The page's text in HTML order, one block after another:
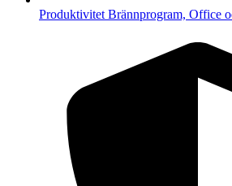
Produktivitet Brännprogram, Office